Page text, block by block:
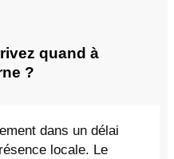
quand à
?
dans un délai
locale. Le